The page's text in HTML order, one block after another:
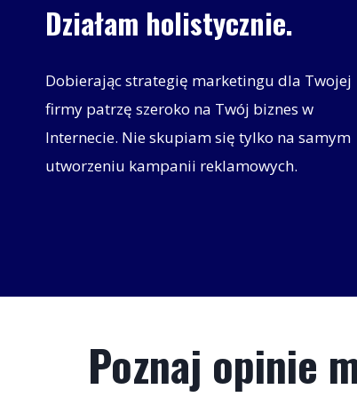
Działam holistycznie.
Dobierając strategię marketingu dla Twojej
firmy patrzę szeroko na Twój biznes w
Internecie. Nie skupiam się tylko na samym
utworzeniu kampanii reklamowych.
Poznaj opinie